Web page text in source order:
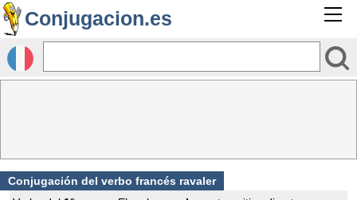
Conjugacion.es
Conjugación del verbo francés ravaler